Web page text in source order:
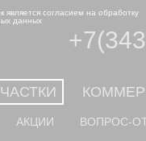
является согласием на обработку
данных
АКЦИИ ВОПРОС-